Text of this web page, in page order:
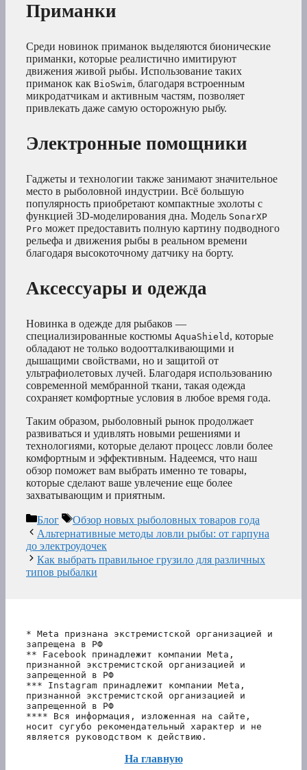
Приманки
Среди новинок приманок выделяются бионические
приманки, которые реалистично имитируют
движения живой рыбы. Использование таких
приманок как BioSwim, благодаря встроенным
микродатчикам и активным частям, позволяет
привлекать даже самую осторожную рыбу.
Электронные помощники
Гаджеты и технологии также занимают значительное
место в рыболовной индустрии. Всё большую
популярность приобретают компактные эхолоты с
функцией 3D-моделирования дна. Модель SonarXP
Pro может предоставить полную картину подводного
рельефа и движения рыбы в реальном времени
благодаря высокоточному датчику на борту.
Аксессуары и одежда
Новинка в одежде для рыбаков —
специализированные костюмы AquaShield , которые
обладают не только водоотталкивающими и
дышащими свойствами, но и защитой от
ультрафиолетовых лучей. Благодаря использованию
современной мембранной ткани, такая одежда
сохраняет комфортные условия в любое время года.
Таким образом, рыболовный рынок продолжает
развиваться и удивлять новыми решениями и
технологиями, которые делают процесс ловли более
комфортным и эффективным. Надеемся, что наш
обзор поможет вам выбрать именно те товары,
которые сделают ваше увлечение еще более
захватывающим и приятным.
Рубрики
Блог Метки
Обзор новых рыболовных товаров года
Альтернативные методы ловли рыбы: от гарпуна
до электроудочек
Как выбрать правильное грузило для различных
типов рыбалки
* Meta признана экстремистской организацией и
запрещена в РФ
** Facebook принадлежит компании Meta,
признанной экстремистской организацией и
запрещенной в РФ
*** Instagram принадлежит компании Meta,
признанной экстремистской организацией и
запрещенной в РФ
**** Вся информация, изложенная на сайте,
носит сугубо рекомендательный характер и не
является руководством к действию.
На главную